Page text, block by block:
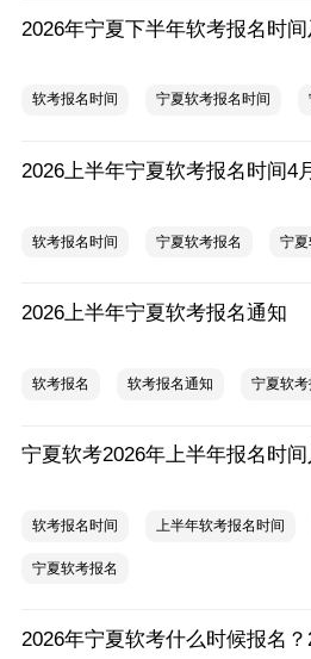
2026年宁夏下半年软考报名时间
软考报名时间 宁夏软考报名时间
软考报名时间 宁夏软考报名 宁
2026上半年宁夏软考报名通知
软考报名 软考报名通知 宁夏软考
宁夏软考2026年上半年报名时
软考报名时间 上半年软考报名时间
宁夏软考报名